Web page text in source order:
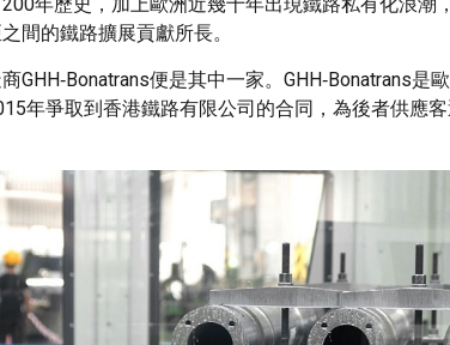
間的鐵路擴展貢獻所長。
便是其中一家。GHH‑Bonatrans是
年爭取到香港鐵路有限公司的合同，為後者供應客